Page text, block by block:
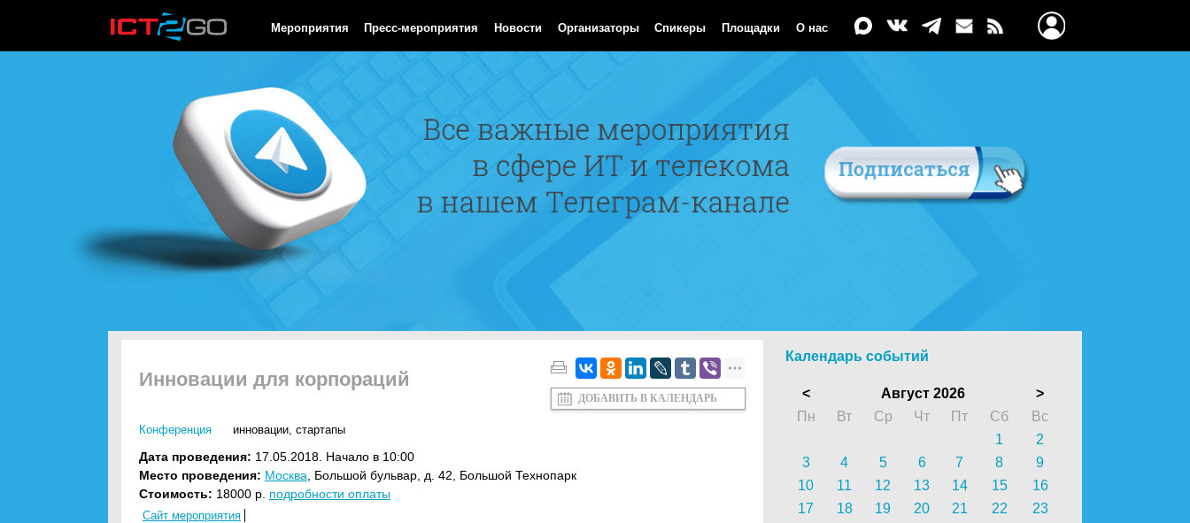
Мероприятия Пресс-мероприятия Новости Организаторы Спикеры Площадки О нас
Инновации для корпораций
ДОБАВИТЬ В КАЛЕНДАРЬ
Конференция инновации, стартапы
Дата проведения: 17.05.2018. Начало в 10:00
Место проведения: Москва , Большой бульвар, д. 42, Большой Технопарк
Стоимость: 18000 р. подробности оплаты
Сайт мероприятия
Календарь событий
< Август 2026
>
Пн
Вт Ср Чт Пт Сб
Вс
1
2
3
4 5 6 7 8
9
10
11 12 13 14 15
16
17
18 19 20 21 22
23